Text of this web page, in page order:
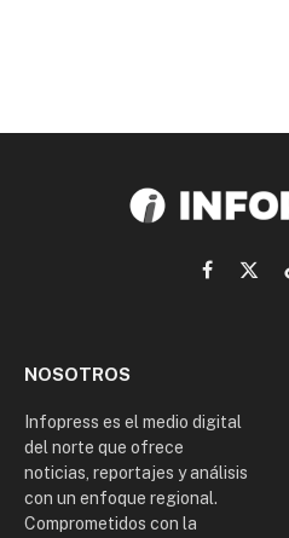
Facebook
X
NOSOTROS
Infopress es el medio digital
del norte que ofrece
noticias, reportajes y análisis
con un enfoque regional.
Comprometidos con la